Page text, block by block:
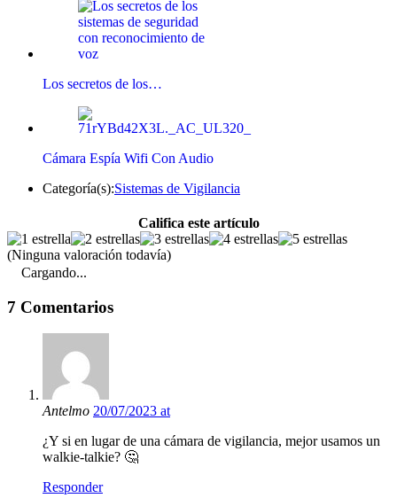
Los secretos de los…
Cámara Espía Wifi Con Audio
Categoría(s):Sistemas de Vigilancia
Califica este artículo
(Ninguna valoración todavía)
Cargando...
7 Comentarios
Antelmo 20/07/2023 at
¿Y si en lugar de una cámara de vigilancia, mejor usamos un
walkie-talkie? 🤔
Responder